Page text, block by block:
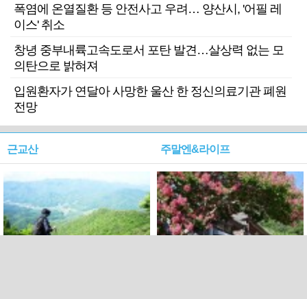
폭염에 온열질환 등 안전사고 우려… 양산시, '어필 레
이스' 취소
창녕 중부내륙고속도로서 포탄 발견…살상력 없는 모
의탄으로 밝혀져
입원환자가 연달아 사망한 울산 한 정신의료기관 폐원
전망
근교산 주말엔&라이프